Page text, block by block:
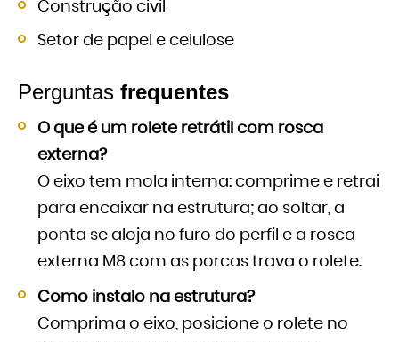
Construção civil
Setor de papel e celulose
Perguntas frequentes
O que é um rolete retrátil com rosca
externa?
O eixo tem mola interna: comprime e retrai
para encaixar na estrutura; ao soltar, a
ponta se aloja no furo do perfil e a rosca
externa M8 com as porcas trava o rolete.
Como instalo na estrutura?
Comprima o eixo, posicione o rolete no